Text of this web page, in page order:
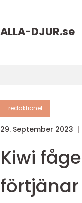
ALLA-DJUR.se
redaktionel
29. September 2023
Kiwi